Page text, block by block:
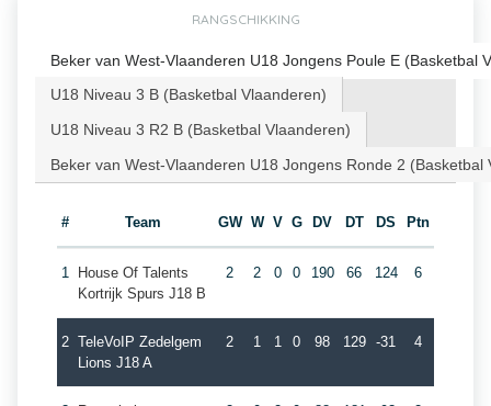
RANGSCHIKKING
Beker van West-Vlaanderen U18 Jongens Poule E (Basketbal
U18 Niveau 3 B (Basketbal Vlaanderen)
U18 Niveau 3 R2 B (Basketbal Vlaanderen)
Beker van West-Vlaanderen U18 Jongens Ronde 2 (Basketbal
# Team GW W V G DV DT DS Ptn
1
House Of Talents
Kortrijk Spurs J18 B
2 2 0 0 190 66 124 6
2 TeleVoIP Zedelgem
Lions J18 A
2 1 1 0 98 129 -31 4